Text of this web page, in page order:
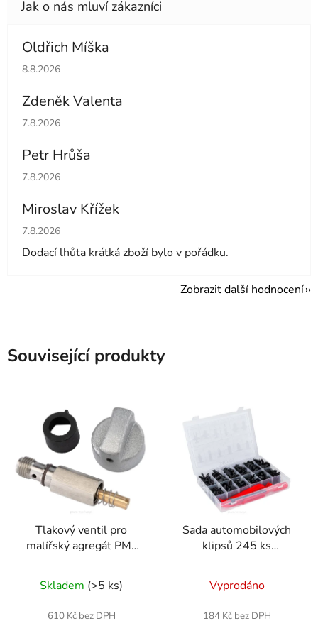
Oldřich Míška
Hodnocení obchodu je 5 z 5 hvězdiček.
8.8.2026
Zdeněk Valenta
Hodnocení obchodu je 5 z 5 hvězdiček.
7.8.2026
Petr Hrůša
Hodnocení obchodu je 5 z 5 hvězdiček.
7.8.2026
Miroslav Křížek
Hodnocení obchodu je 5 z 5 hvězdiček.
7.8.2026
Dodací lhůta krátká zboží bylo v pořádku.
Zobrazit další hodnocení
Související produkty
Tlakový ventil pro
malířský agregát PM-
Skladem (>5 ks)
610 Kč bez DPH
Sada automobilových
klipsů 245 ks
Vyprodáno
184 Kč bez DPH